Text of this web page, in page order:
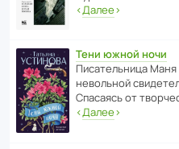
‹Далее›
Тени южной ночи
Писа­тель­ница
невольной
Спасаясь от
‹Далее›